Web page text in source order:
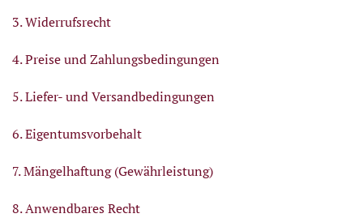
3. Widerrufsrecht
4. Preise und Zahlungsbedingungen
5. Liefer- und Versandbedingungen
6. Eigentumsvorbehalt
7. Mängelhaftung (Gewährleistung)
8. Anwendbares Recht